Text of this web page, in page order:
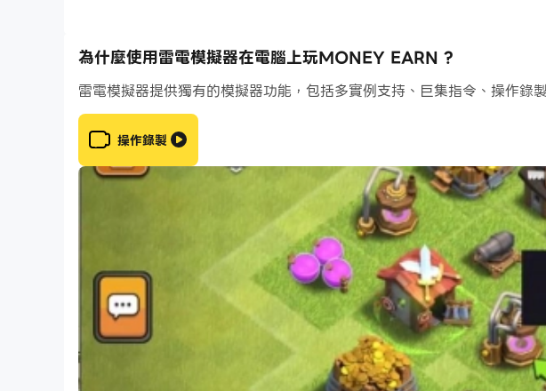
為什麼使用雷電模擬器在電腦上玩MONEY EARN ?
雷電模擬器提供獨有的模擬器功能，包括多實例支持、巨集指令、操作錄
操作錄製